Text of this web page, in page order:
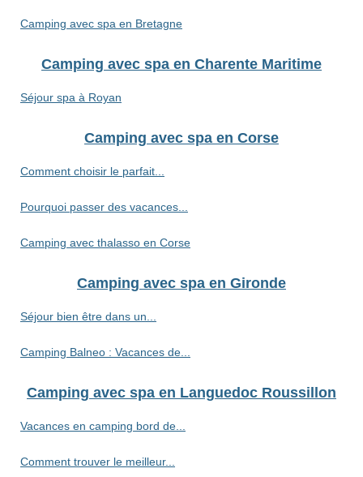
Camping avec spa en Bretagne
Camping avec spa en Charente Maritime
Séjour spa à Royan
Camping avec spa en Corse
Comment choisir le parfait...
Pourquoi passer des vacances...
Camping avec thalasso en Corse
Camping avec spa en Gironde
Séjour bien être dans un...
Camping Balneo : Vacances de...
Camping avec spa en Languedoc Roussillon
Vacances en camping bord de...
Comment trouver le meilleur...